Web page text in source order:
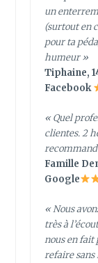
un
(surtout en
pour ta
humeur »
Tiphaine,
Facebook
«Quel
clientes. 2
Famille
Google
« Nous
très à
nous en fait
refaire